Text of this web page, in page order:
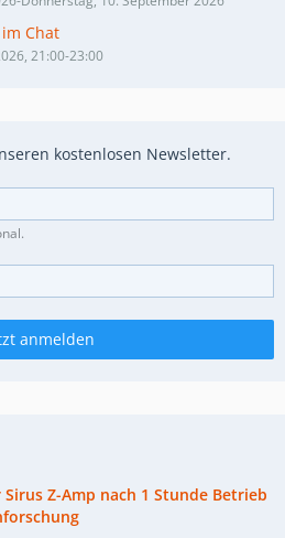
Chat
21:00-23:00
kostenlosen Newsletter.
anmelden
Z-Amp nach 1 Stunde Betrieb